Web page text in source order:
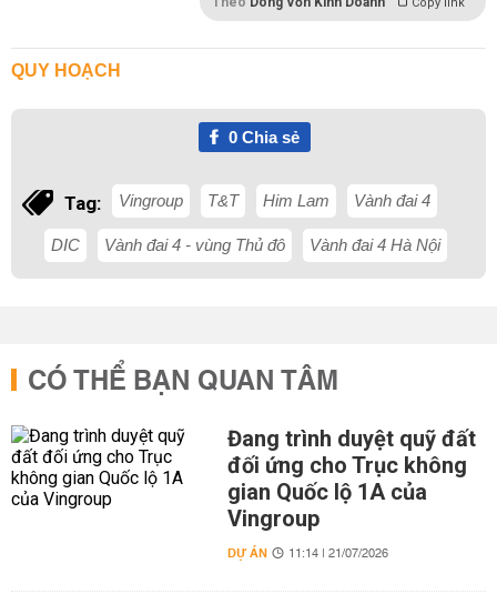
QUY HOẠCH
0Chia sẻ
Tag: Vingroup T&T Him Lam Vành đai 4
DIC Vành đai 4 - vùng Thủ đô Vành đai 4 Hà Nội
CÓ THỂ BẠN QUAN TÂM
Đang trình duyệt quỹ đất
đối ứng cho Trục không
gian Quốc lộ 1A của
Vingroup
DỰ ÁN 11:14 | 21/07/2026